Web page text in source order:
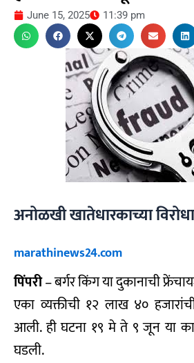
June 15, 2025 11:39 pm
अनोळखी खातेधारकाच्या
marathinews24.com
पिंपरी– बर्गर किंग या दुकानाची
एका व्यक्तीची १२ लाख ४०
आली. ही घटना १९ मे ते ९ जून या
घडली.